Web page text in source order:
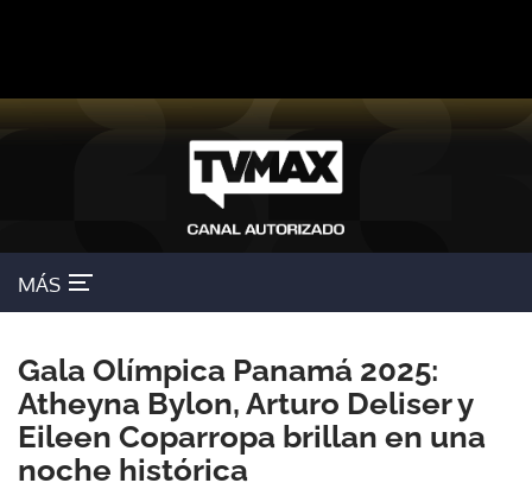
MÁS
Gala Olímpica Panamá 2025:
Atheyna Bylon, Arturo Deliser y
Eileen Coparropa brillan en una
noche histórica